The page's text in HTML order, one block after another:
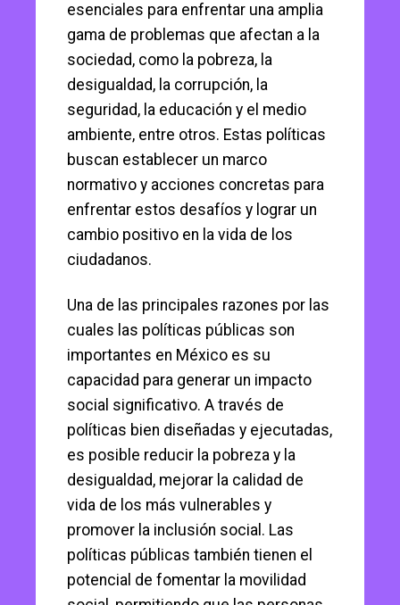
esenciales para enfrentar una amplia
gama de problemas que afectan a la
sociedad, como la pobreza, la
desigualdad, la corrupción, la
seguridad, la educación y el medio
ambiente, entre otros. Estas políticas
buscan establecer un marco
normativo y acciones concretas para
enfrentar estos desafíos y lograr un
cambio positivo en la vida de los
ciudadanos.
Una de las principales razones por las
cuales las políticas públicas son
importantes en México es su
capacidad para generar un impacto
social significativo. A través de
políticas bien diseñadas y ejecutadas,
es posible reducir la pobreza y la
desigualdad, mejorar la calidad de
vida de los más vulnerables y
promover la inclusión social. Las
políticas públicas también tienen el
potencial de fomentar la movilidad